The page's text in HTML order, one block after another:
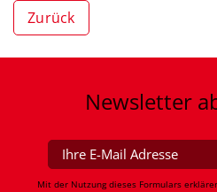
Zurück
Newsletter
Mit der Nutzung dieses Formulars